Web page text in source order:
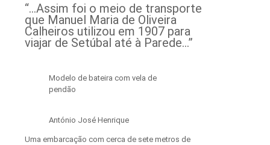
“…Assim foi o meio de transporte
que Manuel Maria de Oliveira
Calheiros utilizou em 1907 para
viajar de Setúbal até à Parede…”
Modelo de bateira com vela de
pendão
António José Henrique
Uma embarcação com cerca de sete metros de